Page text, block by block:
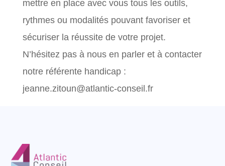
mettre en place avec vous tous les outils,
rythmes ou modalités pouvant favoriser et
sécuriser la réussite de votre projet.
N’hésitez pas à nous en parler et à contacter
notre référente handicap :
jeanne.zitoun@atlantic-conseil.fr